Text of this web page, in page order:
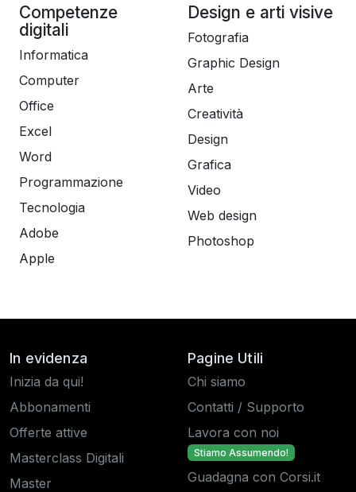
Competenze
digitali
Informatica
Computer
Office
Excel
Word
Programmazione
Tecnologia
Adobe
Apple
Design e arti visive
Fotografia
Graphic Design
Arte
Creatività
Design
Grafica
Video
Web design
Photoshop
In evidenza
Inizia da qui!
Abbonamenti
Offerte attive
Masterclass Digitali
Master
Pagine Utili
Chi siamo
Contatti / Supporto
Lavora con noi
Stiamo Assumendo!
Guadagna con Corsi.it